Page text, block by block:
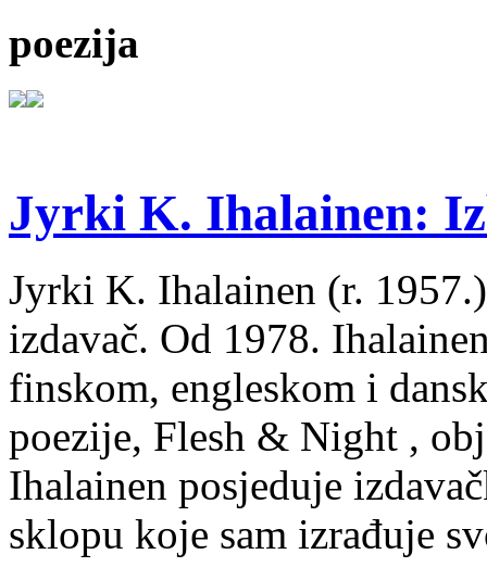
poezija
Jyrki K. Ihalainen:
Jyrki K. Ihalainen (r.
izdavač. Od 1978.
finskom, engleskom i
poezije, Flesh & Night ,
Ihalainen posjeduje
sklopu koje sam izrađuje